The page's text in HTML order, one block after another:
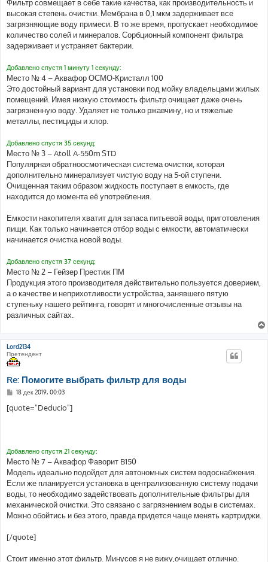
Фильтр совмещает в себе такие качества, как производительность и
высокая степень очистки. Мембрана в 0,1 мкм задерживает все
загрязняющие воду примеси. В то же время, пропускает необходимое
количество солей и минералов. Сорбционный компонент фильтра
задерживает и устраняет бактерии.
Добавлено спустя 1 минуту 1 секунду:
Место № 4 – Аквафор ОСМО-Кристалл 100
Это достойный вариант для установки под мойку владельцами жилых
помещений. Имея низкую стоимость фильтр очищает даже очень
загрязненную воду. Удаляет не только ржавчину, но и тяжелые
металлы, пестициды и хлор.
Добавлено спустя 35 секунд:
Место № 3 – Atoll A-550m STD
Популярная обратноосмотическая система очистки, которая
дополнительно минерализует чистую воду на 5-ой ступени.
Очищенная таким образом жидкость поступает в емкость, где
находится до момента её употребления.
Емкости накопителя хватит для запаса питьевой воды, приготовления
пищи. Как только начинается отбор воды с емкости, автоматически
начинается очистка новой воды.
Добавлено спустя 37 секунд:
Место № 2 – Гейзер Престиж ПМ
Продукция этого производителя действительно пользуется доверием,
а о качестве и неприхотливости устройства, занявшего пятую
ступеньку нашего рейтинга, говорят и многочисленные отзывы на
различных сайтах.
Lord2134
Претендент
Re: Помогите выбрать фильтр для воды
С
о
б
е
18 дек 2019, 00:03
[quote="Deducio"]
Добавлено спустя 21 секунду:
Место № 7 – Аквафор Фаворит B150
Модель идеально подойдет для автономных систем водоснабжения.
Если же планируется установка в централизованную систему подачи
воды, то необходимо задействовать дополнительные фильтры для
механической очистки. Это связано с загрязнением воды в системах.
Можно обойтись и без этого, правда придется чаще менять картриджи.
[/quote]
Стоит именно этот фильтр. Минусов я не вижу,очищает отлично.